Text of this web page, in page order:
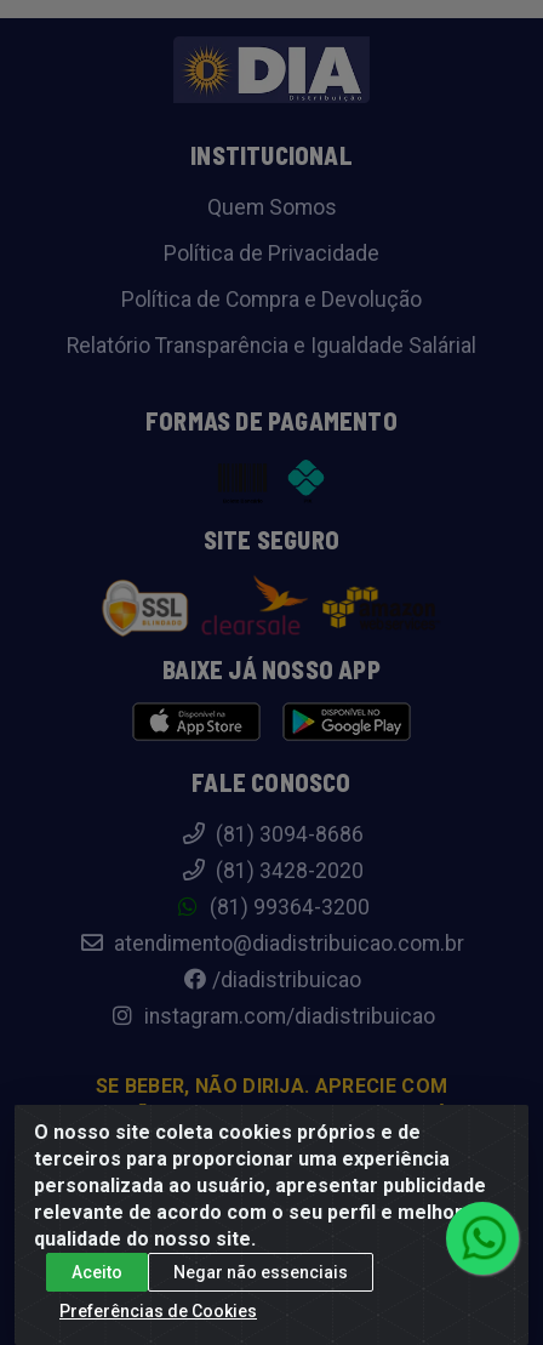
O nosso site coleta cookies próprios e de
terceiros para proporcionar uma experiência
personalizada ao usuário, apresentar publicidade
relevante de acordo com o seu perfil e melhorar a
qualidade do nosso site.
Aceito
Negar não essenciais
Preferências de Cookies
INSTITUCIONAL
Quem Somos
Política de Privacidade
Política de Compra e Devolução
Relatório Transparência e Igualdade Salárial
FORMAS DE PAGAMENTO
SITE SEGURO
BAIXE JÁ NOSSO APP
FALE CONOSCO
(81) 3094-8686
(81) 3428-2020
(81) 99364-3200
atendimento@diadistribuicao.com.br
/diadistribuicao
instagram.com/diadistribuicao
SE BEBER, NÃO DIRIJA. APRECIE COM
É PROIBIDA PARA MENORES DE 18 ANOS.
Dia Distribuição - Rodovia BR-232, 22.5 - Pedreiras,
Moreno - PE, 54800-000 - CNPJ 69.944.973/0001-85